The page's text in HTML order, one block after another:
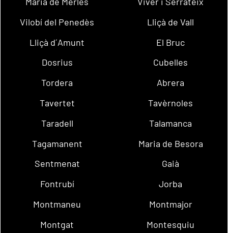
Vilobí del Penedès
Lliçà de Vall
Lliçà d´Amunt
El Bruc
Dosrius
Cubelles
Tordera
Abrera
Tavertet
Tavèrnoles
Taradell
Talamanca
Tagamanent
Maria de Besora
Sentmenat
Gaià
Fontrubí
Jorba
Montmaneu
Montmajor
Montgat
Montesquiu